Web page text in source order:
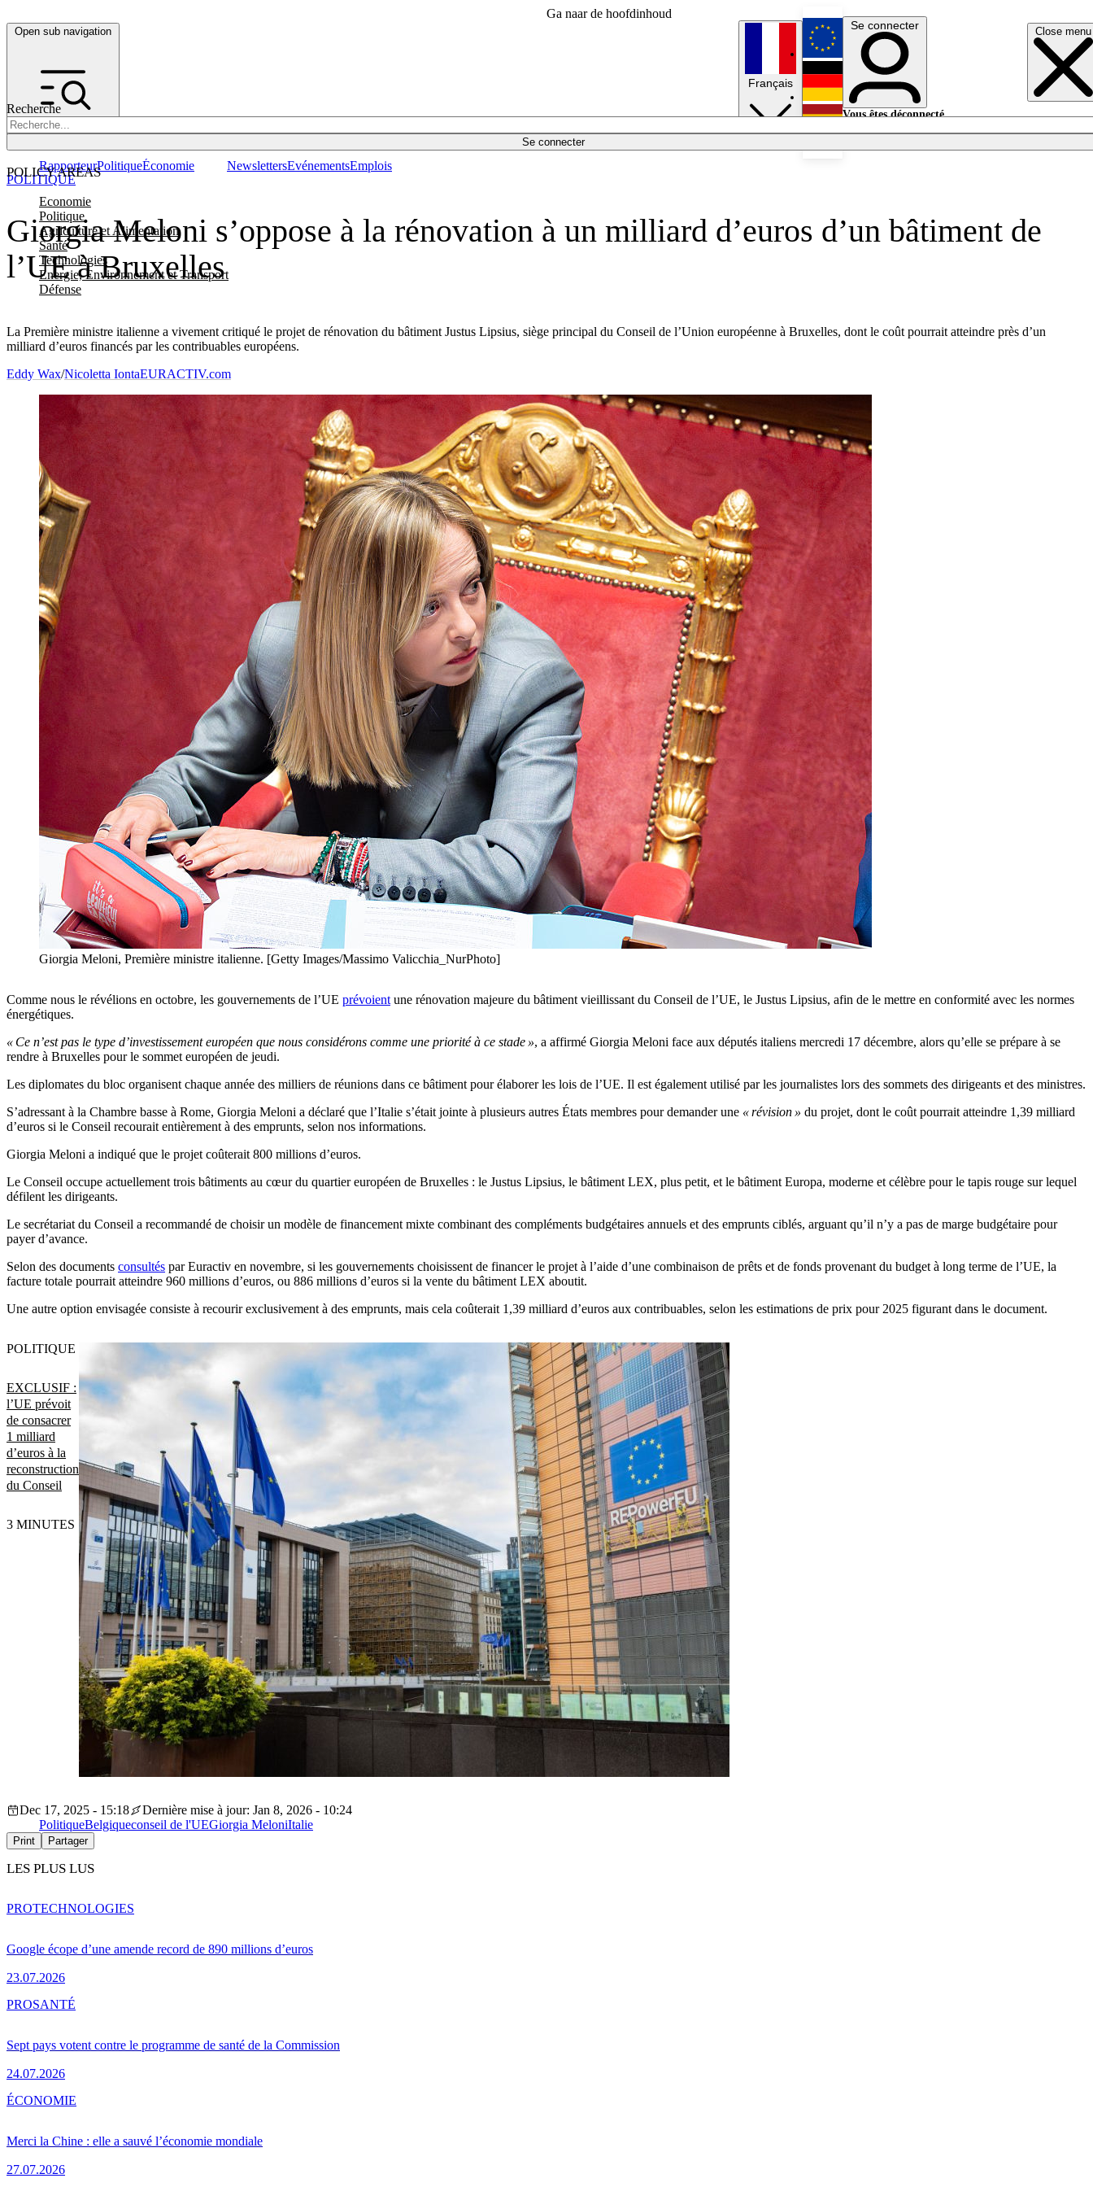
Ga naar de hoofdinhoud
Open sub navigation Close menu
Recherche
Se connecter
POLICY AREAS
Economie
Politique
Agriculture et Alimentation
Santé
Technologies
Energie, Environnement et Transport
Défense
RapporteurPolitiqueÉconomie NewslettersEvénementsEmplois
Français
English
Deutsch
Se connecter
Vous êtes déconnecté.
Giorgia Meloni s’oppose à la rénovation à un milliard d’euros d’un bâtiment de
l’UE à Bruxelles
La Première ministre italienne a vivement critiqué le projet de rénovation du bâtiment Justus Lipsius, siège principal du Conseil de l’Union européenne à Bruxelles, dont le coût pourrait atteindre près d’un
milliard d’euros financés par les contribuables européens.
POLITIQUE
Eddy Wax/Nicoletta IontaEURACTIV.com
Giorgia Meloni, Première ministre italienne. [Getty Images/Massimo Valicchia_NurPhoto]
Comme nous le révélions en octobre, les gouvernements de l’UE prévoient une rénovation majeure du bâtiment vieillissant du Conseil de l’UE, le Justus Lipsius, afin de le mettre en conformité avec les normes
énergétiques.
« Ce n’est pas le type d’investissement européen que nous considérons comme une priorité à ce stade », a affirmé Giorgia Meloni face aux députés italiens mercredi 17 décembre, alors qu’elle se prépare à se
rendre à Bruxelles pour le sommet européen de jeudi.
Les diplomates du bloc organisent chaque année des milliers de réunions dans ce bâtiment pour élaborer les lois de l’UE. Il est également utilisé par les journalistes lors des sommets des dirigeants et des ministres.
S’adressant à la Chambre basse à Rome, Giorgia Meloni a déclaré que l’Italie s’était jointe à plusieurs autres États membres pour demander une « révision » du projet, dont le coût pourrait atteindre 1,39 milliard
d’euros si le Conseil recourait entièrement à des emprunts, selon nos informations.
Giorgia Meloni a indiqué que le projet coûterait 800 millions d’euros.
Le Conseil occupe actuellement trois bâtiments au cœur du quartier européen de Bruxelles : le Justus Lipsius, le bâtiment LEX, plus petit, et le bâtiment Europa, moderne et célèbre pour le tapis rouge sur lequel
défilent les dirigeants.
Le secrétariat du Conseil a recommandé de choisir un modèle de financement mixte combinant des compléments budgétaires annuels et des emprunts ciblés, arguant qu’il n’y a pas de marge budgétaire pour
payer d’avance.
Selon des documents consultés par Euractiv en novembre, si les gouvernements choisissent de financer le projet à l’aide d’une combinaison de prêts et de fonds provenant du budget à long terme de l’UE, la
facture totale pourrait atteindre 960 millions d’euros, ou 886 millions d’euros si la vente du bâtiment LEX aboutit.
Une autre option envisagée consiste à recourir exclusivement à des emprunts, mais cela coûterait 1,39 milliard d’euros aux contribuables, selon les estimations de prix pour 2025 figurant dans le document.
EXCLUSIF :
l’UE prévoit
de consacrer
1 milliard
d’euros à la
reconstruction
du Conseil
POLITIQUE
3 MINUTES
Dec 17, 2025 - 15:18
Dernière mise à jour: Jan 8, 2026 - 10:24
PolitiqueBelgiqueconseil de l'UEGiorgia MeloniItalie
Print Partager
LES PLUS LUS
Google écope d’une amende record de 890 millions d’euros
23.07.2026
PROTECHNOLOGIES
Sept pays votent contre le programme de santé de la Commission
24.07.2026
PROSANTÉ
Merci la Chine : elle a sauvé l’économie mondiale
27.07.2026
ÉCONOMIE